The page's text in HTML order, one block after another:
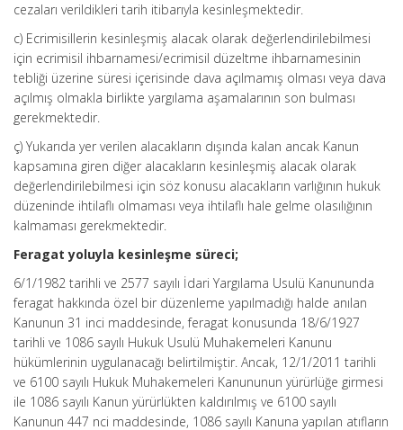
cezaları verildikleri tarih itibarıyla kesinleşmektedir.
c) Ecrimisillerin kesinleşmiş alacak olarak değerlendirilebilmesi
için ecrimisil ihbarnamesi/ecrimisil düzeltme ihbarnamesinin
tebliği üzerine süresi içerisinde dava açılmamış olması veya dava
açılmış olmakla birlikte yargılama aşamalarının son bulması
gerekmektedir.
ç) Yukarıda yer verilen alacakların dışında kalan ancak Kanun
kapsamına giren diğer alacakların kesinleşmiş alacak olarak
değerlendirilebilmesi için söz konusu alacakların varlığının hukuk
düzeninde ihtilaflı olmaması veya ihtilaflı hale gelme olasılığının
kalmaması gerekmektedir.
Feragat yoluyla kesinleşme süreci;
6/1/1982 tarihli ve 2577 sayılı İdari Yargılama Usulü Kanununda
feragat hakkında özel bir düzenleme yapılmadığı halde anılan
Kanunun 31 inci maddesinde, feragat konusunda 18/6/1927
tarihli ve 1086 sayılı Hukuk Usulü Muhakemeleri Kanunu
hükümlerinin uygulanacağı belirtilmiştir. Ancak, 12/1/2011 tarihli
ve 6100 sayılı Hukuk Muhakemeleri Kanununun yürürlüğe girmesi
ile 1086 sayılı Kanun yürürlükten kaldırılmış ve 6100 sayılı
Kanunun 447 nci maddesinde, 1086 sayılı Kanuna yapılan atıfların